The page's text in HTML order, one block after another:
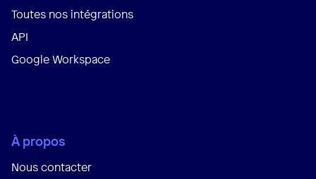
Toutes nos intégrations
API
Google Workspace
À propos
Nous contacter